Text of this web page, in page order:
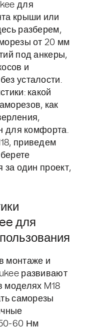
для
крыши или
разберем,
от 20 мм
под анкеры,
и
усталости.
какой
как
для комфорта.
приведем
за один проект,
для
монтаже и
развивают
моделях M18
саморезы
60 Нм